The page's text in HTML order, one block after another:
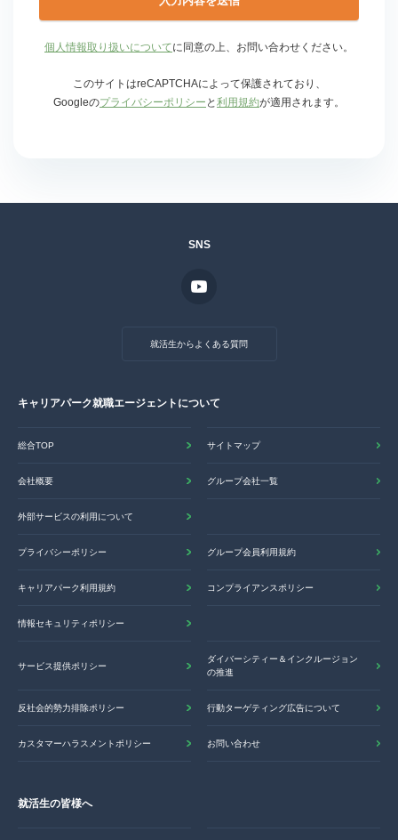
個人情報取り扱いについてに同意の上、お問い合わせください。
このサイトはreCAPTCHAによって保護されており、
Googleのプライバシーポリシー と 利用規約が適用されます。
SNS
就活生からよくある質問
キャリアパーク就職エージェントについて
総合TOP サイトマップ
会社概要 グループ会社一覧
外部サービスの利用について
プライバシーポリシー グループ会員利用規約
キャリアパーク利用規約 コンプライアンスポリシー
情報セキュリティポリシー
サービス提供ポリシー
ダイバーシティー＆インクルージョン
の推進
反社会的勢力排除ポリシー 行動ターゲティング広告について
カスタマーハラスメントポリシー お問い合わせ
就活生の皆様へ